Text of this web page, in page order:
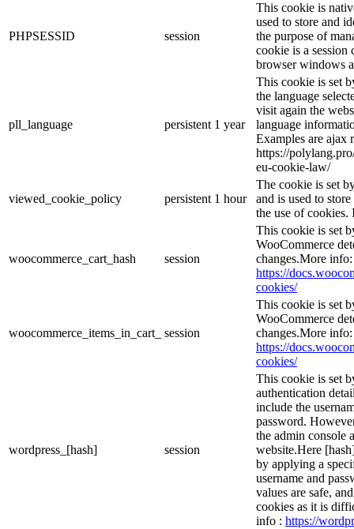
PHPSESSID session
This cookie is
used to store and
the purpose of
cookie is a session
browser windows
pll_language persistent 1 year
This cookie is set
the language
visit again the
language
Examples are ajax
https://
eu-cookie-law/
viewed_cookie_policy persistent 1 hour
The cookie is set
and is used to
the use of cookies.
woocommerce_cart_hash session
This cookie is set
WooCommerce
changes.More info:
https://
cookies/
woocommerce_items_in_cart_ session
This cookie is set
WooCommerce
changes.More info:
https://
cookies/
wordpress_[hash] session
This cookie is set
authentication
include the
password.
the admin console
website.Here
by applying a
username and
values are safe,
cookies as it is
info : https://